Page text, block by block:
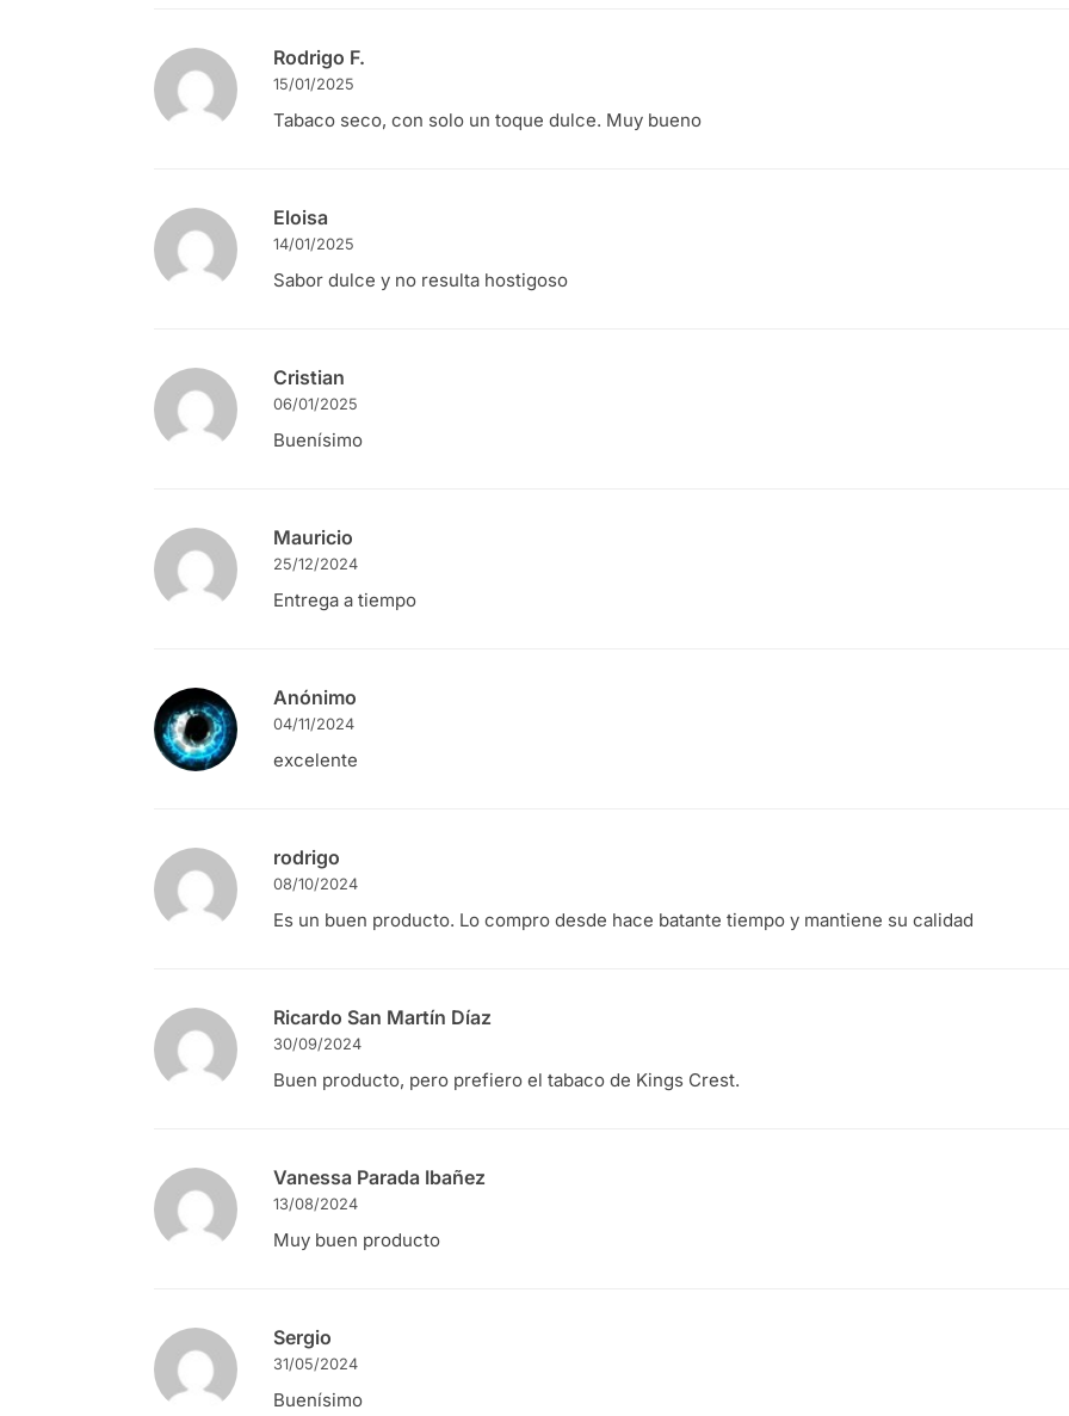
Rodrigo F.
15/01/2025
Tabaco seco, con solo un toque dulce. Muy bueno
Eloisa
14/01/2025
Sabor dulce y no resulta hostigoso
Cristian
06/01/2025
Buenísimo
Mauricio
25/12/2024
Entrega a tiempo
Anónimo
04/11/2024
excelente
rodrigo
08/10/2024
Es un buen producto. Lo compro desde hace batante tiempo y mantiene su calidad
Ricardo San Martín Díaz
30/09/2024
Buen producto, pero prefiero el tabaco de Kings Crest.
Vanessa Parada Ibañez
13/08/2024
Muy buen producto
Sergio
31/05/2024
Buenísimo